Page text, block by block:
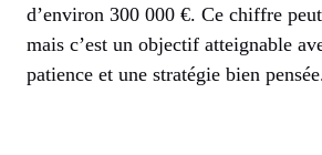
d’environ 300 000 €. Ce chiffre
mais c’est un objectif atteignable
patience et une stratégie bien